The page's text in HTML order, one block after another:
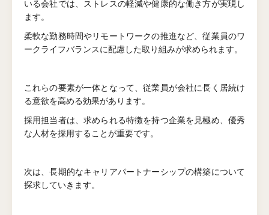
いる会社では、ストレスの軽減や健康的な働き方が実現し
ます。
柔軟な勤務時間やリモートワークの推進など、従業員のワ
ークライフバランスに配慮した取り組みが求められます。
これらの要素が一体となって、従業員が会社に長く居続け
る意欲を高める効果があります。
採用担当者は、求められる特徴を持つ企業を見極め、優秀
な人材を採用することが重要です。
次は、長期的なキャリアパートナーシップの構築について
探求していきます。